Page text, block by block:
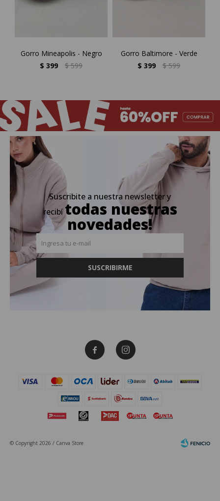
Gorro Mineapolis - Negro
$ 399 $ 599
Gorro Baltimore - Verde
$ 399 $ 599
Suscribite a nuestra newsletter y
recibí todas nuestras
novedades!
SUSCRIBIRME
 
© Copyright 2026 / Canva Store